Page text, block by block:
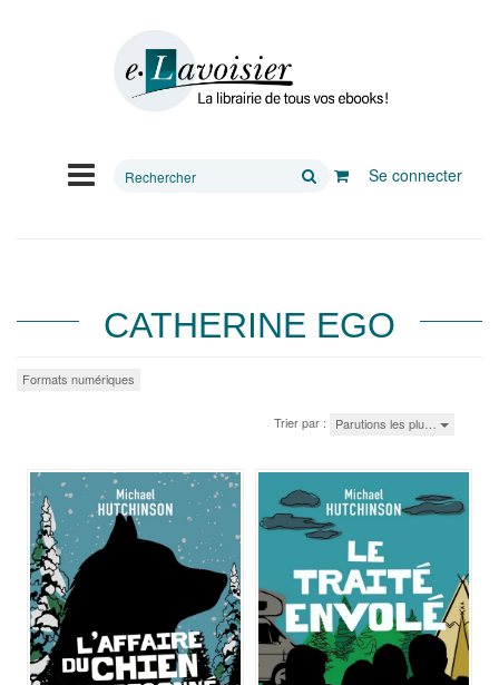
Rechercher
Se connecter
CATHERINE EGO
Formats numériques
Trier par : Parutions les plu…